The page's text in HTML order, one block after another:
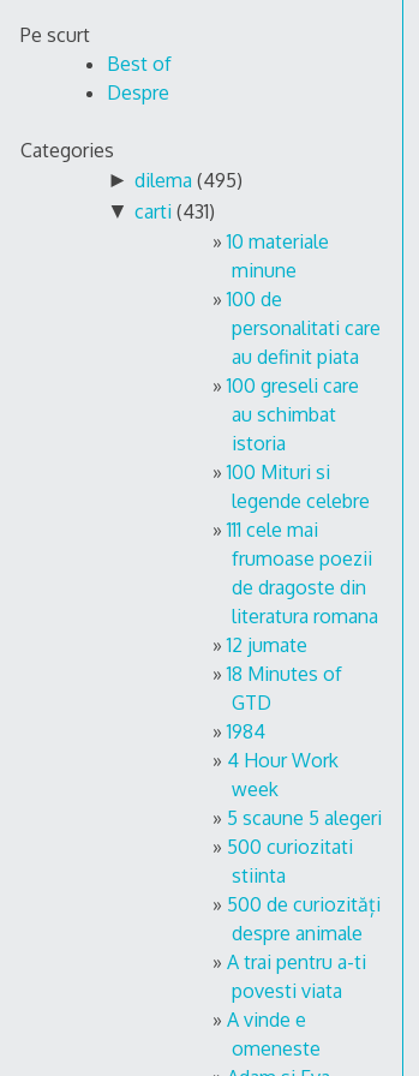
Pe scurt
Best of
Despre
Categories
► dilema (495)
▼ carti (431)
10 materiale
minune
100 de
personalitati care
au definit piata
100 greseli care
au schimbat
istoria
100 Mituri si
legende celebre
111 cele mai
frumoase poezii
de dragoste din
literatura romana
12 jumate
18 Minutes of
GTD
1984
4 Hour Work
week
5 scaune 5 alegeri
500 curiozitati
stiinta
500 de curiozități
despre animale
A trai pentru a-ti
povesti viata
A vinde e
omeneste